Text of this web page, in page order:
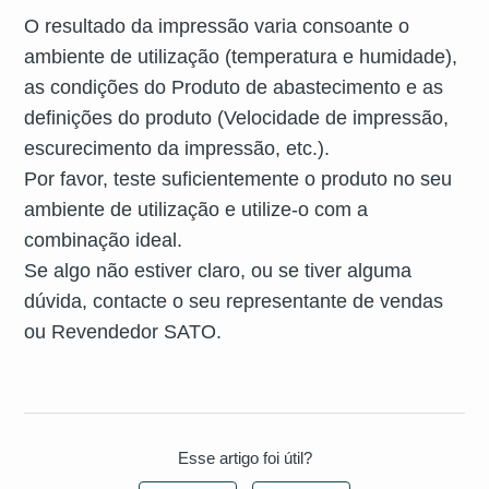
O resultado da impressão varia consoante o
ambiente de utilização (temperatura e humidade),
as condições do Produto de abastecimento e as
definições do produto (Velocidade de impressão,
escurecimento da impressão, etc.).
Por favor, teste suficientemente o produto no seu
ambiente de utilização e utilize-o com a
combinação ideal.
Se algo não estiver claro, ou se tiver alguma
dúvida, contacte o seu representante de vendas
ou Revendedor SATO.
Esse artigo foi útil?